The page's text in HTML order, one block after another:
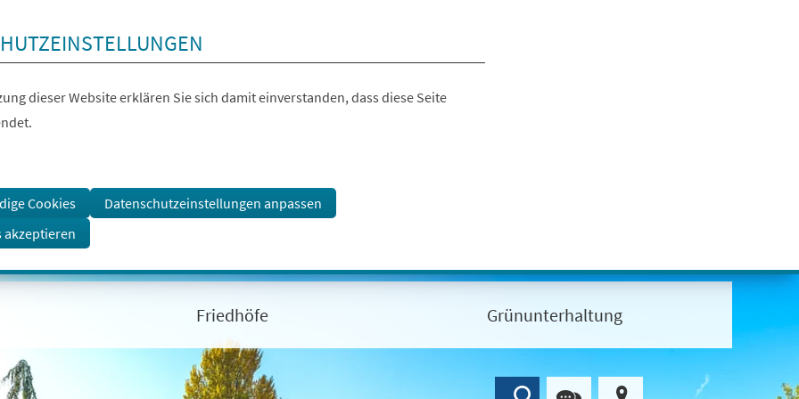
dieser Website erklären Sie sich damit einverstanden, dass diese Seite
Cookies
Datenschutzeinstellungen anpassen
akzeptieren
Friedhöfe Grünunterhaltung